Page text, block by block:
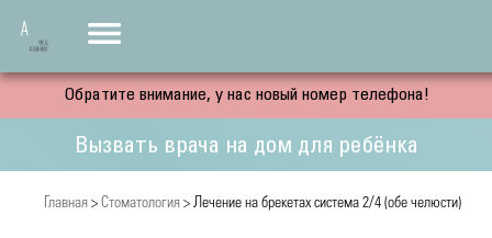
Обратите внимание, у нас новый номер телефона!
Вызвать врача на дом для ребёнка
Главная > Стоматология > Лечение на брекетах система 2/4 (обе челюсти)